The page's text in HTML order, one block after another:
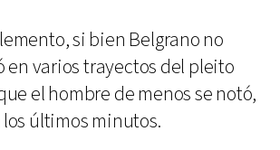
si bien Belgrano no
en varios trayectos del pleito
el hombre de menos se notó,
últimos minutos.